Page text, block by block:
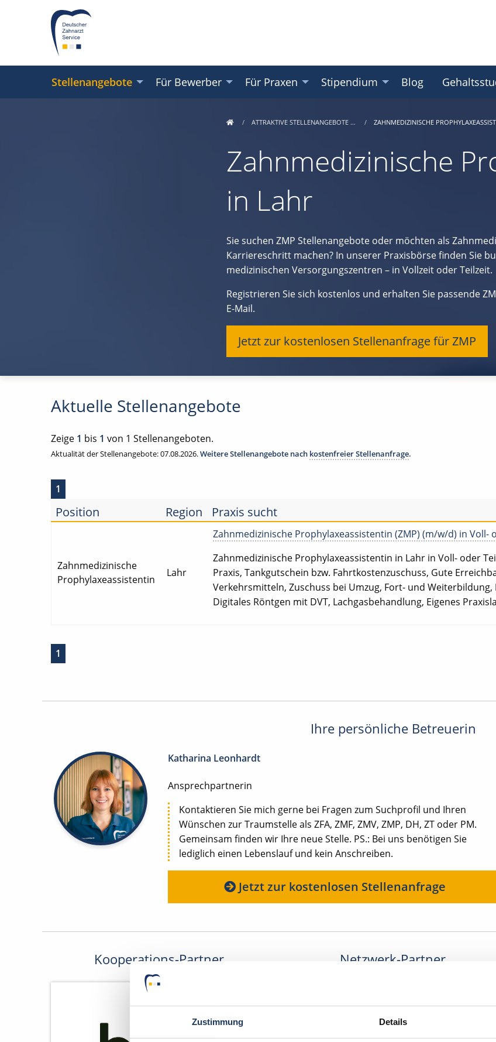
Zustimmung Details
Stellenangebote Für Bewerber Für Praxen Stipendium Blog
ATTRAKTIVE STELLENANGEBOTE … ZAHNMEDIZINISCHE
Zahnmedizinische
in Lahr
Sie suchen ZMP Stellenangebote oder möchten als
Karriereschritt machen? In unserer Praxisbörse finden Sie
medizinischen Versorgungszentren – in Vollzeit oder Teilzeit.
Registrieren Sie sich kostenlos und erhalten Sie passende
E-Mail.
Jetzt zur kostenlosen Stellenanfrage für ZMP
Aktuelle Stellenangebote
Zeige 1 bis 1 von 1 Stellenangeboten.
Aktualität der Stellenangebote: 07.08.2026.Weitere Stellenangebote nach kostenfreier Stellenanfrage.
1
Position Region Praxis sucht
Zahnmedizinische
Prophylaxeassistentin
Lahr
Zahnmedizinische Prophylaxeassistentin (ZMP) (m/w/d) in Voll-
Zahnmedizinische Prophylaxeassistentin in Lahr in Voll- oder
Praxis, Tankgutschein bzw. Fahrtkostenzuschuss, Gute
Verkehrsmitteln, Zuschuss bei Umzug, Fort- und
Digitales Röntgen mit DVT, Lachgasbehandlung, Eigenes
1
Ihre persönliche Betreuerin
Katharina Leonhardt
Ansprechpartnerin
Kontaktieren Sie mich gerne bei Fragen zum Suchprofil und Ihren
Wünschen zur Traumstelle als ZFA, ZMF, ZMV, ZMP, DH, ZT oder PM.
Gemeinsam finden wir Ihre neue Stelle. PS.: Bei uns benötigen Sie
lediglich einen Lebenslauf und kein Anschreiben.
Jetzt zur kostenlosen Stellenanfrage
Kooperations-Partner Netzwerk-Partner